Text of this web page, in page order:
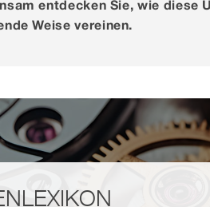
entdecken Sie, wie diese
Weise vereinen.